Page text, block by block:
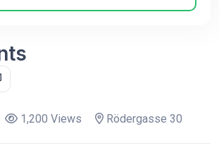
1,200 Views Rödergasse 30